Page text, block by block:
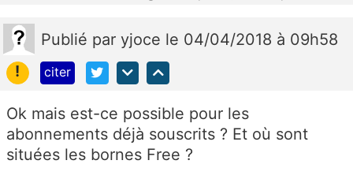
Publié par yjoce le 04/04/2018 à 09h58
!
citer
Ok mais est-ce possible pour les
abonnements déjà souscrits ? Et où sont
situées les bornes Free ?